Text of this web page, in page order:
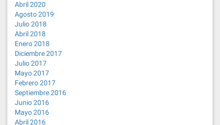
Abril 2020
Agosto 2019
Julio 2018
Abril 2018
Enero 2018
Diciembre 2017
Julio 2017
Mayo 2017
Febrero 2017
Septiembre 2016
Junio 2016
Mayo 2016
Abril 2016